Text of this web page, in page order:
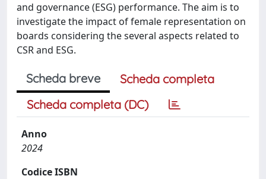
and governance (ESG) performance. The aim is to
investigate the impact of female representation on
boards considering the several aspects related to
CSR and ESG.
Scheda breve
Scheda completa
Scheda completa (DC)
Anno
2024
Codice ISBN